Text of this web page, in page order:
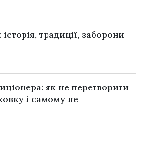
традиції, заборони
як не перетворити
і самому не